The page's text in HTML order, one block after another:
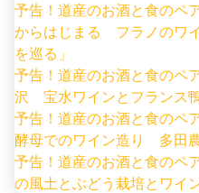
予告！道産のお酒と食のペ
からはじまる フラノのワ
を巡る」
予告！道産のお酒と食のペ
沢 宝水ワインとフランス鴨
予告！道産のお酒と食のペ
酵母でのワイン造り 多田
予告！道産のお酒と食のペ
の風土とぶどう栽培とワイ